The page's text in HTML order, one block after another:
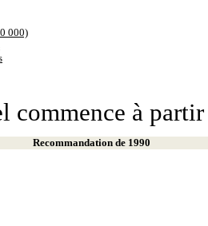
000)
commence à
Recommandation de 1990